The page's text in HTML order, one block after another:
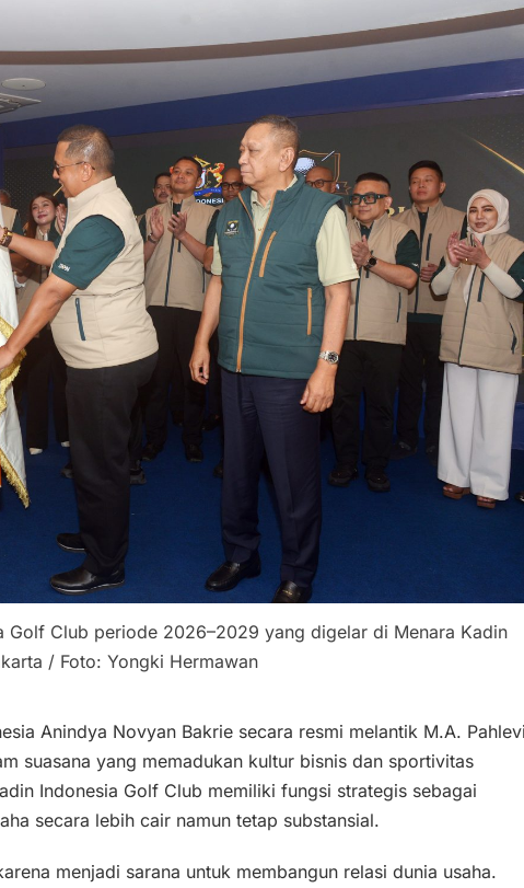
Golf Club periode 2026–2029 yang digelar di Menara Kadin
/ Foto: Yongki Hermawan
Anindya Novyan Bakrie secara resmi melantik M.A.
suasana yang memadukan kultur bisnis dan sportivitas
Indonesia Golf Club memiliki fungsi strategis sebagai
secara lebih cair namun tetap substansial.
menjadi sarana untuk membangun relasi dunia usaha.